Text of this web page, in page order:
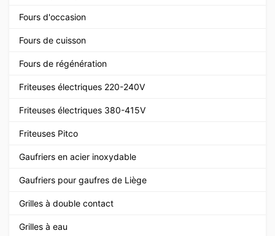
Fours d'occasion
Fours de cuisson
Fours de régénération
Friteuses électriques 220-240V
Friteuses électriques 380-415V
Friteuses Pitco
Gaufriers en acier inoxydable
Gaufriers pour gaufres de Liège
Grilles à double contact
Grilles à eau